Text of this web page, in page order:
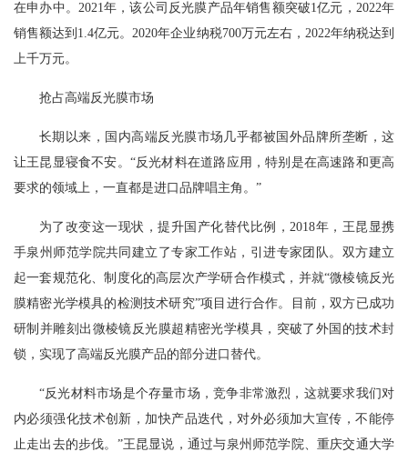
在申办中。2021年，该公司反光膜产品年销售额突破1亿元，2022年
销售额达到1.4亿元。2020年企业纳税700万元左右，2022年纳税达到
上千万元。
抢占高端反光膜市场
长期以来，国内高端反光膜市场几乎都被国外品牌所垄断，这
让王昆显寝食不安。“反光材料在道路应用，特别是在高速路和更高
要求的领域上，一直都是进口品牌唱主角。”
为了改变这一现状，提升国产化替代比例，2018年，王昆显携
手泉州师范学院共同建立了专家工作站，引进专家团队。双方建立
起一套规范化、制度化的高层次产学研合作模式，并就“微棱镜反光
膜精密光学模具的检测技术研究”项目进行合作。目前，双方已成功
研制并雕刻出微棱镜反光膜超精密光学模具，突破了外国的技术封
锁，实现了高端反光膜产品的部分进口替代。
“反光材料市场是个存量市场，竞争非常激烈，这就要求我们对
内必须强化技术创新，加快产品迭代，对外必须加大宣传，不能停
止走出去的步伐。”王昆显说，通过与泉州师范学院、重庆交通大学